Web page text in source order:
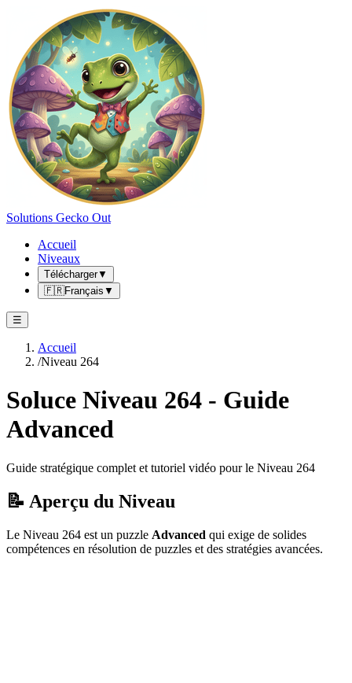
Solutions Gecko Out
Accueil
Niveaux
Télécharger▼
🇫🇷Français ▼
☰
Accueil
/Niveau 264
Soluce Niveau 264 - Guide
Advanced
Guide stratégique complet et tutoriel vidéo pour le Niveau 264
📝 Aperçu du Niveau
Le Niveau 264 est un puzzle Advanced qui exige de solides
compétences en résolution de puzzles et des stratégies avancées.